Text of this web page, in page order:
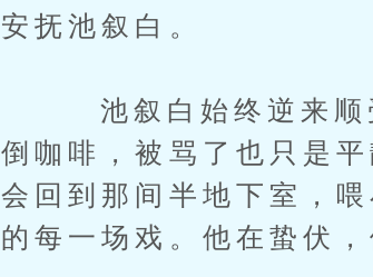
安抚池叙白。
池叙白始终逆来顺受
倒咖啡，被骂了也只是
会回到那间半地下室，
的每一场戏。他在蛰伏